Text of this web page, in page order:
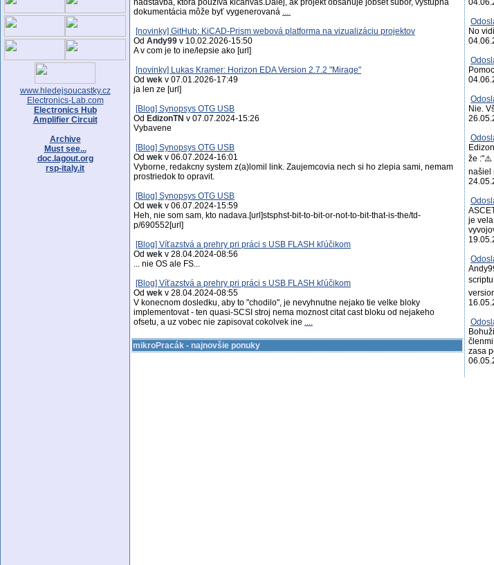
www.hledejsoucastky.cz
Electronics-Lab.com
Electronics Hub
Amplifier Circuit
Archive
Must see...
doc.lagout.org
rsp-italy.it
nadstavba, ktorá používa kicanvas.Ďalej, ak projekt obsahuje jobset súbor, výstupná
dokumentácia môže byť vygenerovaná ....
[novinky] GitHub: KiCAD-Prism webová platforma na vizualizáciu projektov
Od Andy99 v 10.02.2026-15:50
A v com je to ine/lepsie ako [url]
[novinky] Lukas Kramer: Horizon EDA Version 2.7.2 "Mirage"
Od wek v 07.01.2026-17:49
ja len ze [url]
[Blog] Synopsys OTG USB
Od EdizonTN v 07.07.2024-15:26
Vybavene
[Blog] Synopsys OTG USB
Od wek v 06.07.2024-16:01
Vyborne, redakcny system z(a)lomil link. Zaujemcovia nech si ho zlepia sami, nemam
prostriedok to opravit.
[Blog] Synopsys OTG USB
Od wek v 06.07.2024-15:59
Heh, nie som sam, kto nadava.[url]stsphst-bit-to-bit-or-not-to-bit-that-is-the/td-
p/690552[url]
[Blog] Víťazstvá a prehry pri práci s USB FLASH kľúčikom
Od wek v 28.04.2024-08:56
... nie OS ale FS...
[Blog] Víťazstvá a prehry pri práci s USB FLASH kľúčikom
Od wek v 28.04.2024-08:55
V konecnom dosledku, aby to "chodilo", je nevyhnutne nejako tie velke bloky
implementovat - ten quasi-SCSI stroj nema moznost citat cast bloku od nejakeho
ofsetu, a uz vobec nie zapisovat cokolvek ine ....
mikroPracák - najnovšie ponuky
No
Nie.
že :"⚠️
našiel
je
zasa